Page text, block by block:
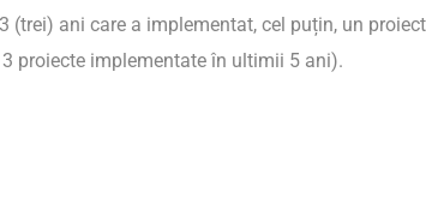
ani care a implementat, cel puțin, un
proiecte implementate în ultimii 5 ani).